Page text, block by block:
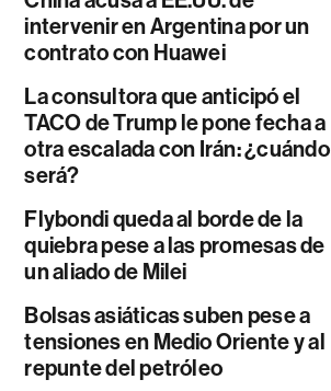
intervenir en Argentina por un
contrato con Huawei
La consultora que anticipó el
TACO de Trump le pone fecha a
otra escalada con Irán: ¿cuándo
será?
Flybondi queda al borde de la
quiebra pese a las promesas de
un aliado de Milei
Bolsas asiáticas suben pese a
tensiones en Medio Oriente y al
repunte del petróleo